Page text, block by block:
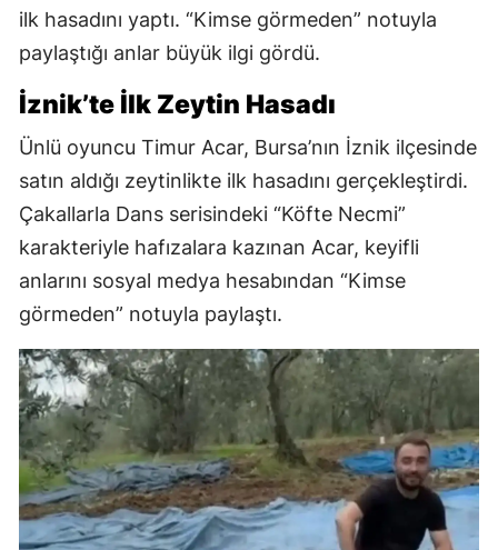
ilk hasadını yaptı. “Kimse görmeden” notuyla
paylaştığı anlar büyük ilgi gördü.
İznik’te İlk Zeytin Hasadı
Ünlü oyuncu Timur Acar, Bursa’nın İznik ilçesinde
satın aldığı zeytinlikte ilk hasadını gerçekleştirdi.
Çakallarla Dans serisindeki “Köfte Necmi”
karakteriyle hafızalara kazınan Acar, keyifli
anlarını sosyal medya hesabından “Kimse
görmeden” notuyla paylaştı.